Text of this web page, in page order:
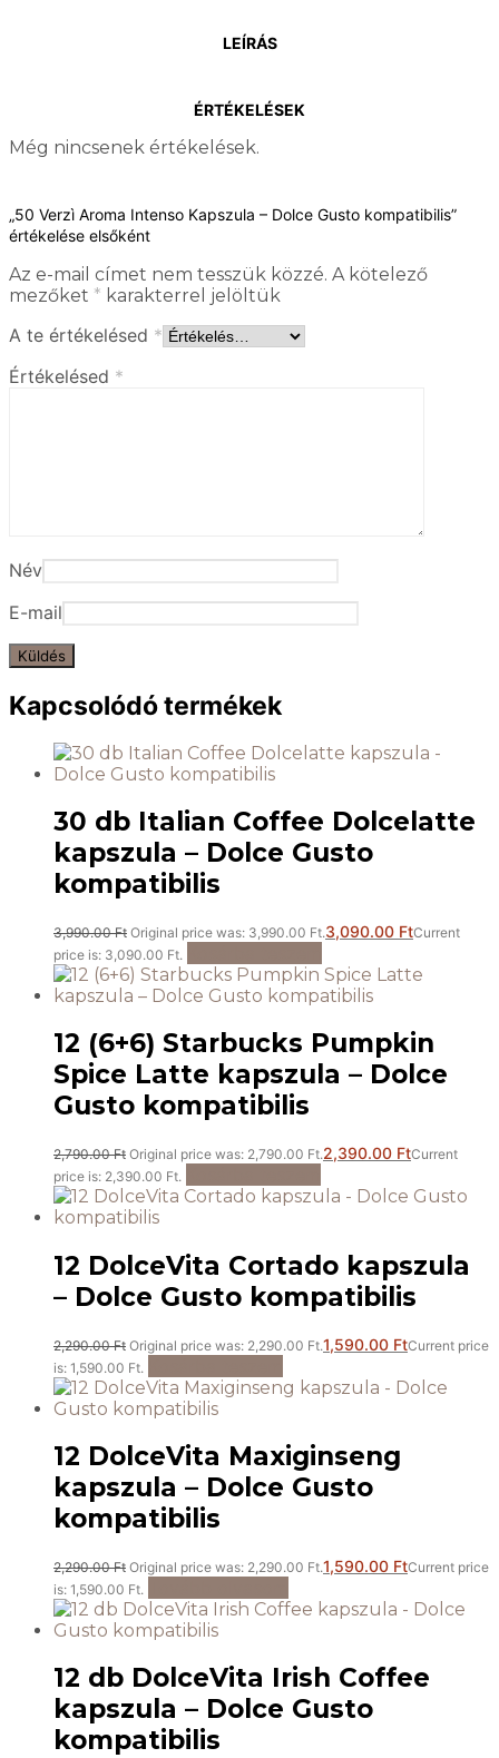
LEÍRÁS
ÉRTÉKELÉSEK
Még nincsenek értékelések.
„50 Verzì Aroma Intenso Kapszula – Dolce Gusto kompatibilis”
értékelése elsőként
Az e-mail címet nem tesszük közzé. A kötelező
mezőket * karakterrel jelöltük
A te értékelésed *
Értékelésed *
Név
E-mail
Kapcsolódó termékek
30 db Italian Coffee Dolcelatte
kapszula – Dolce Gusto
kompatibilis
3,990.00Ft Original price was: 3,990.00 Ft.3,090.00 FtCurrent
price is: 3,090.00 Ft.
12 (6+6) Starbucks Pumpkin
Spice Latte kapszula – Dolce
Gusto kompatibilis
2,790.00Ft Original price was: 2,790.00 Ft.2,390.00 FtCurrent
price is: 2,390.00 Ft.
12 DolceVita Cortado kapszula
– Dolce Gusto kompatibilis
2,290.00Ft Original price was: 2,290.00 Ft.1,590.00 FtCurrent price
is: 1,590.00 Ft.
12 DolceVita Maxiginseng
kapszula – Dolce Gusto
kompatibilis
2,290.00Ft Original price was: 2,290.00 Ft.1,590.00 FtCurrent price
is: 1,590.00 Ft.
12 db DolceVita Irish Coffee
kapszula – Dolce Gusto
kompatibilis